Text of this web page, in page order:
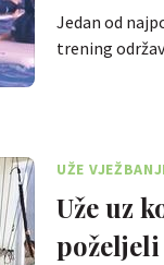
Jedan od
trening
UŽE
Uže uz